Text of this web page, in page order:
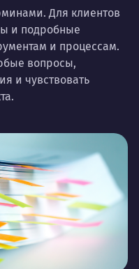
Для клиентов
и подробные
и процессам.
вопросы,
и чувствовать